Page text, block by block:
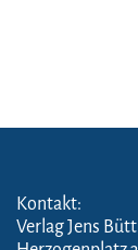
Kontakt:
Verlag Jens